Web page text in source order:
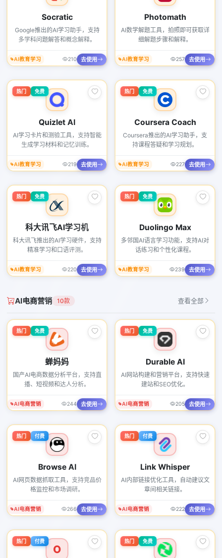
Socratic
Google推出的AI学习助手，支持
多学科问题解答和概念解释。
AI教育学习 210 去使用
Photomath
AI数学解题工具，拍照即可获取详
细解题步骤和解释。
AI教育学习 257 去使用
热门 免费
Quizlet AI
AI学习卡片和测验工具，支持智能
生成学习材料和记忆训练。
AI教育学习 219 去使用
热门 免费
Coursera Coach
Coursera推出的AI学习助手，支
持课程答疑和学习规划。
AI教育学习 227 去使用
热门 免费
科大讯飞AI学习机
科大讯飞推出的AI学习硬件，支持
精准学习和口语评测。
AI教育学习 220 去使用
热门 免费
Duolingo Max
多邻国AI语言学习功能，支持AI对
话练习和个性化课程。
AI教育学习 239 去使用
AI电商营销 10款 查看全部
热门 免费
蝉妈妈
国产AI电商数据分析平台，支持直
播、短视频和达人分析。
AI电商营销 244 去使用
热门 免费
Durable AI
AI网站构建和营销平台，支持快速
建站和SEO优化。
AI电商营销 205 去使用
热门 付费
Browse AI
AI网页数据抓取工具，支持竞品价
格监控和市场调研。
AI电商营销 266 去使用
热门 付费
Link Whisper
AI内部链接优化工具，自动建议文
章间相关链接。
AI电商营销 222 去使用
O
热门 付费 热门 免费